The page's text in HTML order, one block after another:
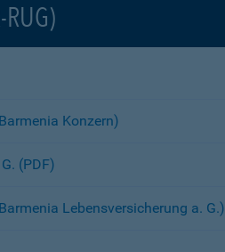
Konzern)
(PDF)
Lebensversicherung a. G.)